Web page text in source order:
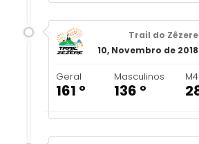
Trail do Zêzere
10, Novembro de 2018
Geral
161 º
Masculinos
136 º